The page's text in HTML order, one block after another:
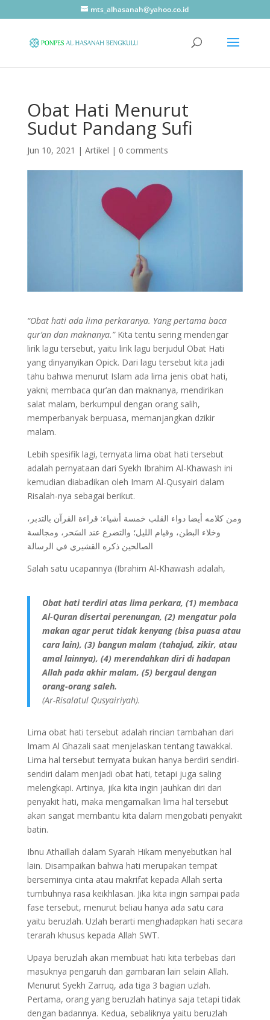
mts_alhasanah@yahoo.co.id
Obat Hati Menurut
Sudut Pandang Sufi
Jun 10, 2021 | Artikel | 0 comments
“Obat hati ada lima perkaranya. Yang pertama baca
qur’an dan maknanya.”Kita tentu sering mendengar
lirik lagu tersebut, yaitu lirik lagu berjudul Obat Hati
yang dinyanyikan Opick. Dari lagu tersebut kita jadi
tahu bahwa menurut Islam ada lima jenis obat hati,
yakni; membaca qur’an dan maknanya, mendirikan
salat malam, berkumpul dengan orang salih,
memperbanyak berpuasa, memanjangkan dzikir
malam.
Lebih spesifik lagi, ternyata lima obat hati tersebut
adalah pernyataan dari Syekh Ibrahim Al-Khawash ini
kemudian diabadikan oleh Imam Al-Qusyairi dalam
Risalah-nya sebagai berikut.
ومن كلامه أيضا دواء القلب خمسة أشياء: قراءة القرآن بالتدبر،
وخلاء البطن، وقيام الليل؛ والتضرع عند السَحر، ومجالسة
الصالحين ذكره القشيري في الرسالة
Salah satu ucapannya (Ibrahim Al-Khawash adalah,
Obat hati terdiri atas lima perkara, (1) membaca
Al-Quran disertai perenungan, (2) mengatur pola
makan agar perut tidak kenyang (bisa puasa atau
cara lain), (3) bangun malam (tahajud, zikir, atau
amal lainnya), (4) merendahkan diri di hadapan
Allah pada akhir malam, (5) bergaul dengan
orang-orang saleh.
(Ar-Risalatul Qusyairiyah).
Lima obat hati tersebut adalah rincian tambahan dari
Imam Al Ghazali saat menjelaskan tentang tawakkal.
Lima hal tersebut ternyata bukan hanya berdiri sendiri-
sendiri dalam menjadi obat hati, tetapi juga saling
melengkapi. Artinya, jika kita ingin jauhkan diri dari
penyakit hati, maka mengamalkan lima hal tersebut
akan sangat membantu kita dalam mengobati penyakit
batin.
Ibnu Athaillah dalam Syarah Hikam menyebutkan hal
lain. Disampaikan bahwa hati merupakan tempat
berseminya cinta atau makrifat kepada Allah serta
tumbuhnya rasa keikhlasan. Jika kita ingin sampai pada
fase tersebut, menurut beliau hanya ada satu cara
yaitu beruzlah. Uzlah berarti menghadapkan hati secara
terarah khusus kepada Allah SWT.
Upaya beruzlah akan membuat hati kita terbebas dari
masuknya pengaruh dan gambaran lain selain Allah.
Menurut Syekh Zarruq, ada tiga 3 bagian uzlah.
Pertama, orang yang beruzlah hatinya saja tetapi tidak
dengan badannya. Kedua, sebaliknya yaitu beruzlah